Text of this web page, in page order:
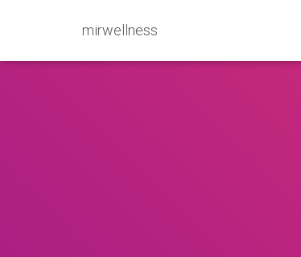
mirwellness